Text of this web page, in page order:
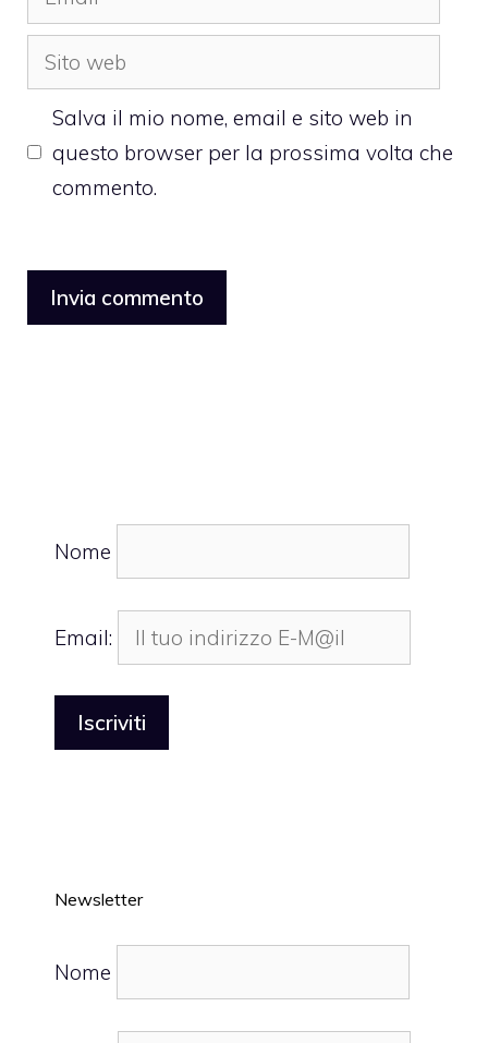
Sito
web
Salva il mio nome, email e sito web in
questo browser per la prossima volta che
commento.
Nome
Email:
Newsletter
Nome